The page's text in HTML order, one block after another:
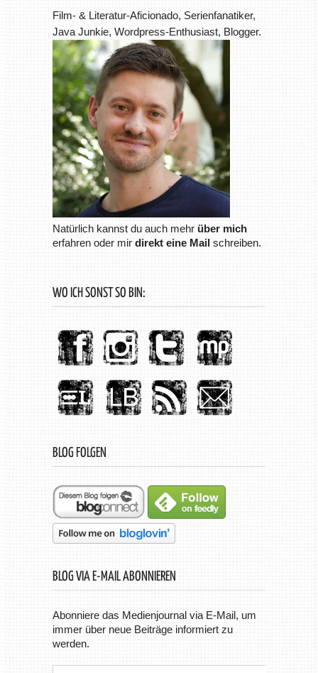
Film- & Literatur-Aficionado, Serienfanatiker,
Java Junkie, Wordpress-Enthusiast, Blogger.
Natürlich kannst du auch mehr über mich
erfahren oder mir direkt eine Mail schreiben.
WO ICH SONST SO BIN:
BLOG FOLGEN
BLOG VIA E-MAIL ABONNIEREN
Abonniere das Medienjournal via E-Mail, um
immer über neue Beiträge informiert zu
werden.